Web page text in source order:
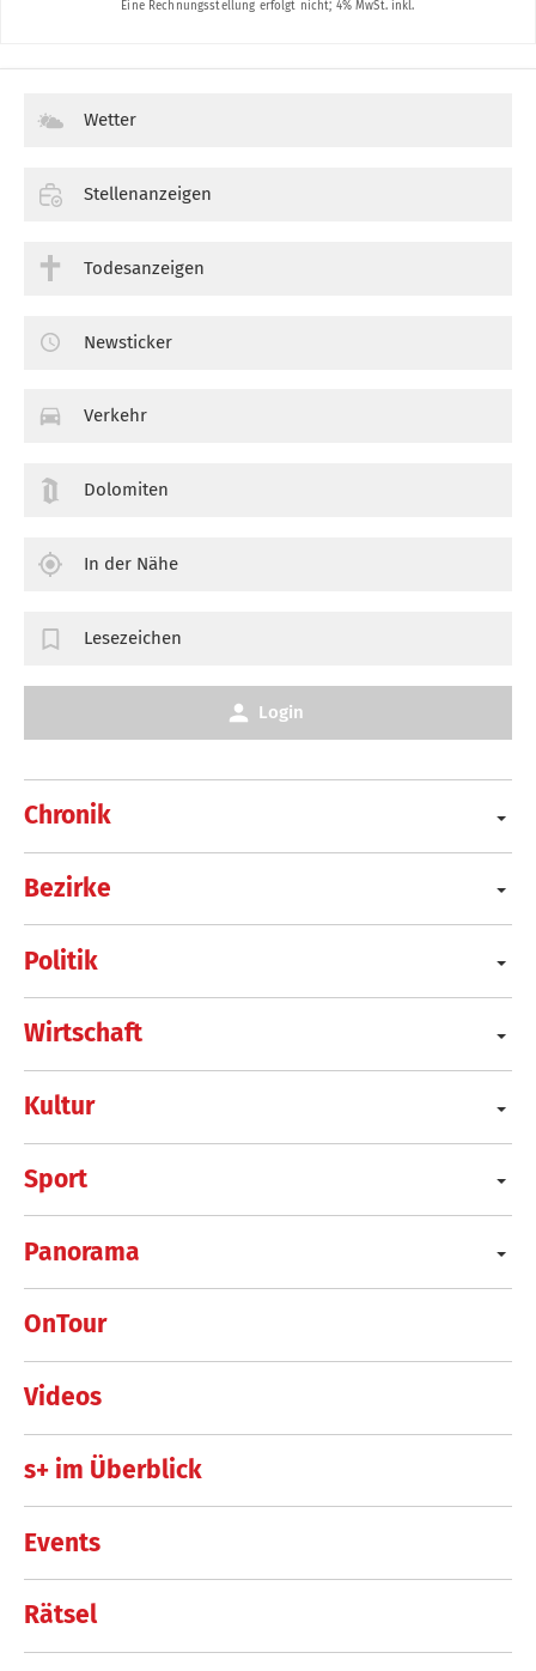
Chronik
Bezirke
Politik
Wirtschaft
Kultur
Sport
Panorama
OnTour
Videos
s+ im Überblick
Events
Rätsel
Wetter
Stellenanzeigen
Todesanzeigen
Newsticker
Verkehr
Dolomiten
In der Nähe
Lesezeichen
Login